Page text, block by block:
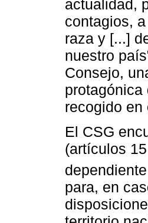
actualidad,
contagios,
raza y [...]
nuestro
Consejo,
recogido
El CSG
(artículos
para, en